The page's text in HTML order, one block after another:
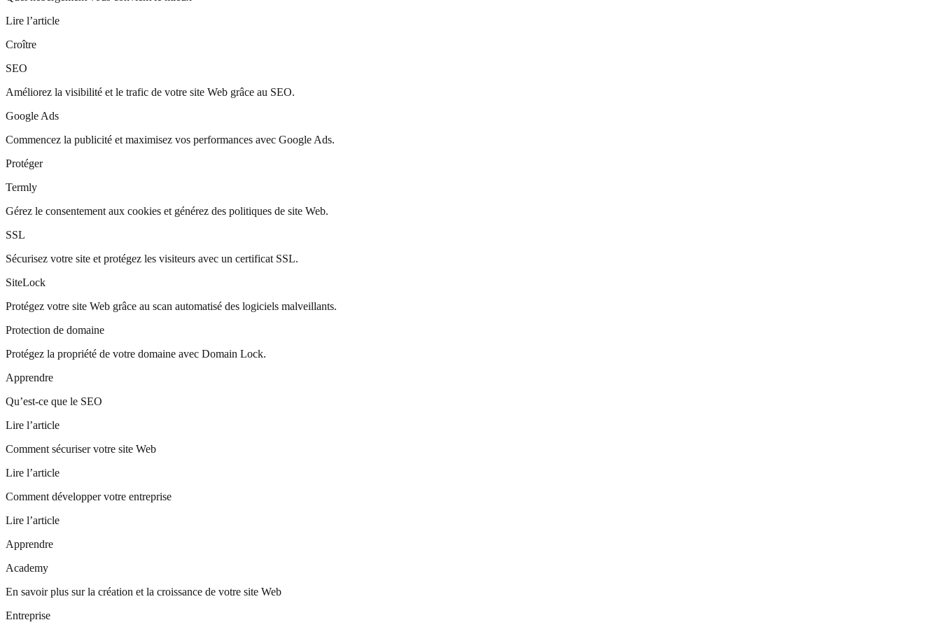
Lire l’article
Croître
SEO
Améliorez la visibilité et le trafic de votre site Web grâce au SEO.
Google Ads
Commencez la publicité et maximisez vos performances avec Google Ads.
Protéger
Termly
Gérez le consentement aux cookies et générez des politiques de site Web.
SSL
Sécurisez votre site et protégez les visiteurs avec un certificat SSL.
SiteLock
Protégez votre site Web grâce au scan automatisé des logiciels malveillants.
Protection de domaine
Protégez la propriété de votre domaine avec Domain Lock.
Apprendre
Qu’est-ce que le SEO
Lire l’article
Comment sécuriser votre site Web
Lire l’article
Comment développer votre entreprise
Lire l’article
Apprendre
Academy
En savoir plus sur la création et la croissance de votre site Web
Entreprise